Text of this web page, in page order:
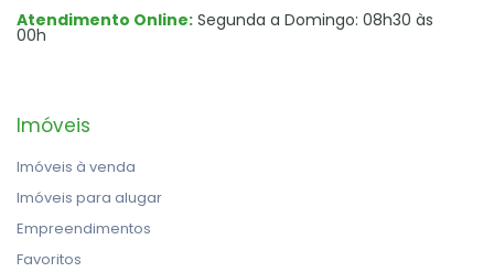
Atendimento Online: Segunda a Domingo: 08h30 às
00h
Imóveis
Imóveis à venda
Imóveis para alugar
Empreendimentos
Favoritos